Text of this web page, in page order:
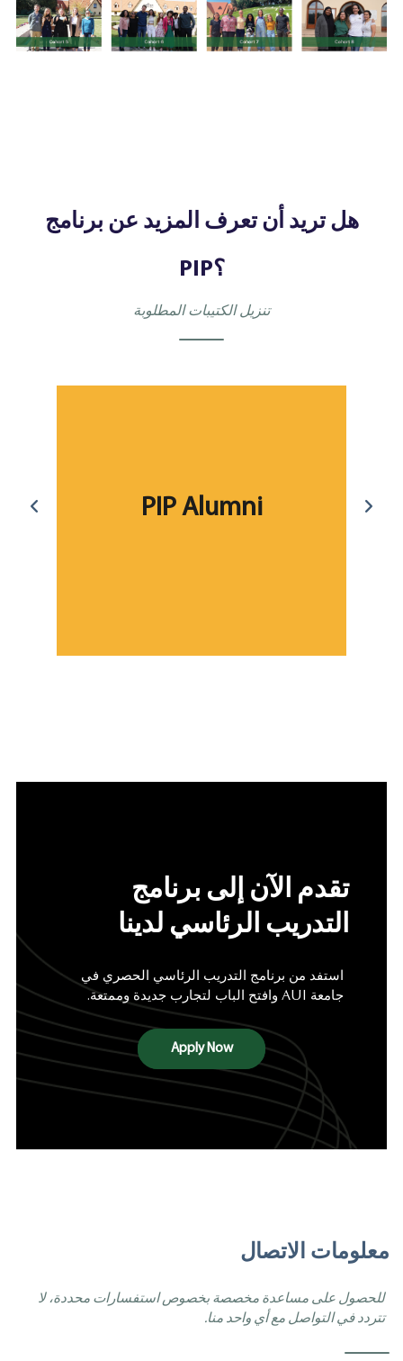
هل تريد أن تعرف المزيد عن برنامج
PIP؟
تنزيل الكتيبات المطلوبة
PIP Alumni
تقدم الآن إلى برنامج
التدريب الرئاسي لدينا
استفد من برنامج التدريب الرئاسي الحصري في
جامعة
وافتح الباب لتجارب جديدة وممتعة.
Apply Now
معلومات الاتصال
للحصول على مساعدة مخصصة بخصوص استفسارات محددة، لا
تتردد في التواصل مع أي واحد منا.